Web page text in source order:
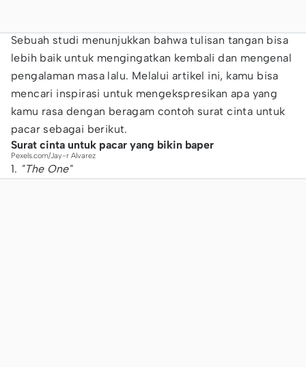
Sebuah studi menunjukkan bahwa tulisan tangan bisa
lebih baik untuk mengingatkan kembali dan mengenal
pengalaman masa lalu. Melalui artikel ini, kamu bisa
mencari inspirasi untuk mengekspresikan apa yang
kamu rasa dengan beragam contoh surat cinta untuk
pacar sebagai berikut.
Surat cinta untuk pacar yang bikin baper
Pexels.com/Jay-r Alvarez
1. "The One"